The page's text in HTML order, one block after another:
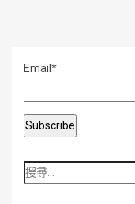
k
Email*